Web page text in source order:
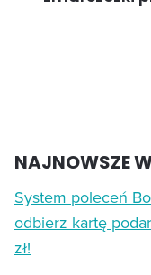
NAJNOWSZE
System poleceń
odbierz kartę
zł!